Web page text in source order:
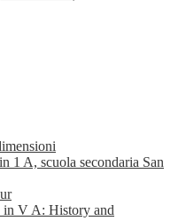
1 A, scuola secondaria San
V A: History and